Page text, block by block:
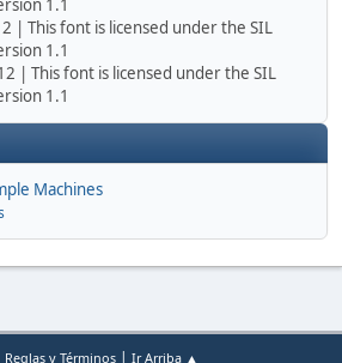
1.1
| This font is licensed under the SIL
1.1
| This font is licensed under the SIL
1.1
Machines
Reglas y Términos | Ir Arriba ▲